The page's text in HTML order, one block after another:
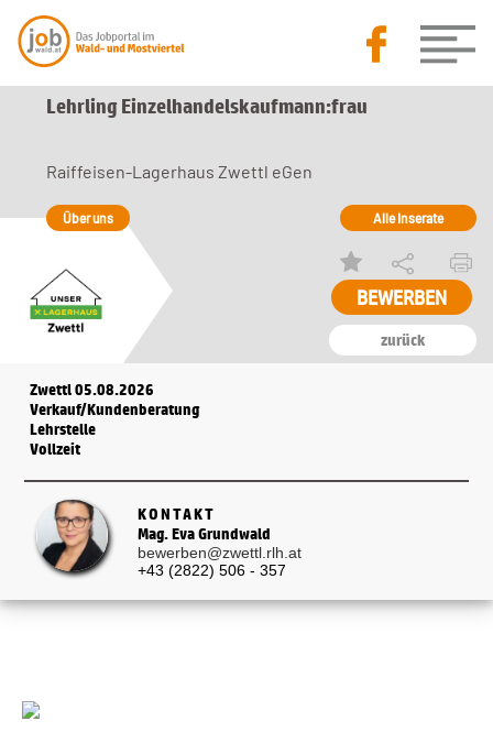
Lehrling Einzelhandelskaufmann:frau
zurück
Raiffeisen-Lagerhaus Zwettl eGen
Über uns Alle Inserate
Zwettl 05.08.2026
Verkauf/Kundenberatung
Lehrstelle
Vollzeit
KONTAKT
Mag. Eva Grundwald
bewerben@zwettl.rlh.at
+43 (2822) 506 - 357